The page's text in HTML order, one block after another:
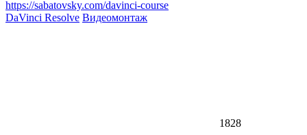
https://sabatovsky.com/davinci-course
DaVinci Resolve Видеомонтаж
1828